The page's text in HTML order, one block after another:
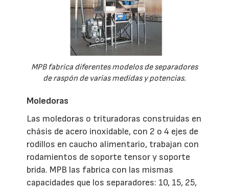
MPB fabrica diferentes modelos de separadores
de raspón de varias medidas y potencias.
Moledoras
Las moledoras o trituradoras construidas en
chásis de acero inoxidable, con 2 o 4 ejes de
rodillos en caucho alimentario, trabajan con
rodamientos de soporte tensor y soporte
brida. MPB las fabrica con las mismas
capacidades que los separadores: 10, 15, 25,